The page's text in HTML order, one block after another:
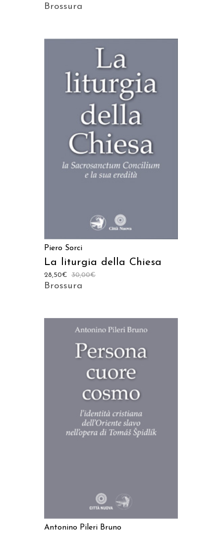
Brossura
AGGIUNGI AL CARRELLO
Piero Sorci
La liturgia della Chiesa
30,00€
28,50€
Brossura
AGGIUNGI AL CARRELLO
Antonino Pileri Bruno